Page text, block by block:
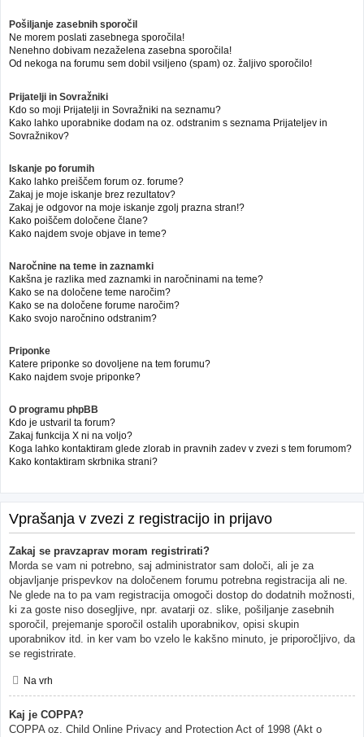
Pošiljanje zasebnih sporočil
Ne morem poslati zasebnega sporočila!
Nenehno dobivam nezaželena zasebna sporočila!
Od nekoga na forumu sem dobil vsiljeno (spam) oz. žaljivo sporočilo!
Prijatelji in Sovražniki
Kdo so moji Prijatelji in Sovražniki na seznamu?
Kako lahko uporabnike dodam na oz. odstranim s seznama Prijateljev in
Sovražnikov?
Iskanje po forumih
Kako lahko preiščem forum oz. forume?
Zakaj je moje iskanje brez rezultatov?
Zakaj je odgovor na moje iskanje zgolj prazna stran!?
Kako poiščem določene člane?
Kako najdem svoje objave in teme?
Naročnine na teme in zaznamki
Kakšna je razlika med zaznamki in naročninami na teme?
Kako se na določene teme naročim?
Kako se na določene forume naročim?
Kako svojo naročnino odstranim?
Priponke
Katere priponke so dovoljene na tem forumu?
Kako najdem svoje priponke?
O programu phpBB
Kdo je ustvaril ta forum?
Zakaj funkcija X ni na voljo?
Koga lahko kontaktiram glede zlorab in pravnih zadev v zvezi s tem forumom?
Kako kontaktiram skrbnika strani?
Vprašanja v zvezi z registracijo in prijavo
Zakaj se pravzaprav moram registrirati?
Morda se vam ni potrebno, saj administrator sam določi, ali je za
objavljanje prispevkov na določenem forumu potrebna registracija ali ne.
Ne glede na to pa vam registracija omogoči dostop do dodatnih možnosti,
ki za goste niso dosegljive, npr. avatarji oz. slike, pošiljanje zasebnih
sporočil, prejemanje sporočil ostalih uporabnikov, opisi skupin
uporabnikov itd. in ker vam bo vzelo le kakšno minuto, je priporočljivo, da
se registrirate.
Na vrh
Kaj je COPPA?
COPPA oz. Child Online Privacy and Protection Act of 1998 (Akt o